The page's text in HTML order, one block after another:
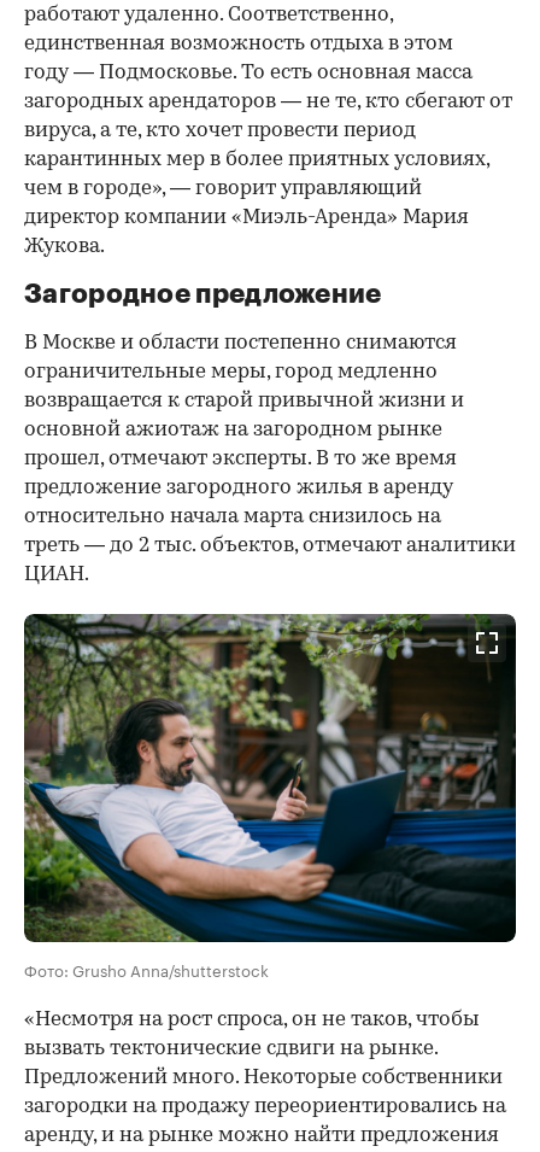
работают удаленно. Соответственно,
единственная возможность отдыха в этом
году — Подмосковье. То есть основная масса
загородных арендаторов — не те, кто сбегают от
вируса, а те, кто хочет провести период
карантинных мер в более приятных условиях,
чем в городе», — говорит управляющий
директор компании «Миэль-Аренда» Мария
Жукова.
Загородное предложение
В Москве и области постепенно снимаются
ограничительные меры, город медленно
возвращается к старой привычной жизни и
основной ажиотаж на загородном рынке
прошел, отмечают эксперты. В то же время
предложение загородного жилья в аренду
относительно начала марта снизилось на
треть — до 2 тыс. объектов, отмечают аналитики
ЦИАН.
Фото: Grusho Anna/shutterstock
«Несмотря на рост спроса, он не таков, чтобы
вызвать тектонические сдвиги на рынке.
Предложений много. Некоторые собственники
загородки на продажу переориентировались на
аренду, и на рынке можно найти предложения